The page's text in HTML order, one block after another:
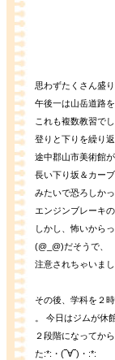
思わずたくさん盛
午後一は山岳道路を
これも複数教習でし
登りと下りを繰り
途中郡山市美術館
長い下り坂＆カー
みたいで恐ろしか
エンジンブレーキ
しかし、怖いから
(@_@)だそうで、
注意されちゃいま
その後、学科を２
。 今日はジムが休
２段階になってか
た:*:・(‾∀‾)・:*: